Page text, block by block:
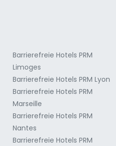
Barrierefreie Hotels PRM
Limoges
Barrierefreie Hotels PRM Lyon
Barrierefreie Hotels PRM
Marseille
Barrierefreie Hotels PRM
Nantes
Barrierefreie Hotels PRM